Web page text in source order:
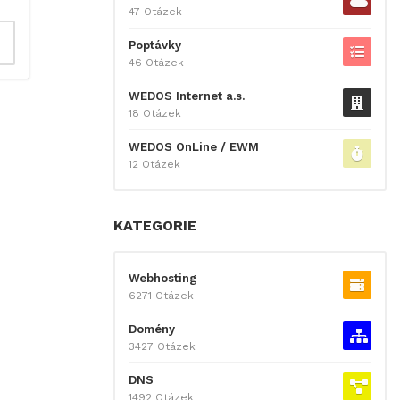
47 Otázek
Poptávky
46 Otázek
WEDOS Internet a.s.
18 Otázek
WEDOS OnLine / EWM
12 Otázek
KATEGORIE
Webhosting
6271 Otázek
Domény
3427 Otázek
DNS
1492 Otázek